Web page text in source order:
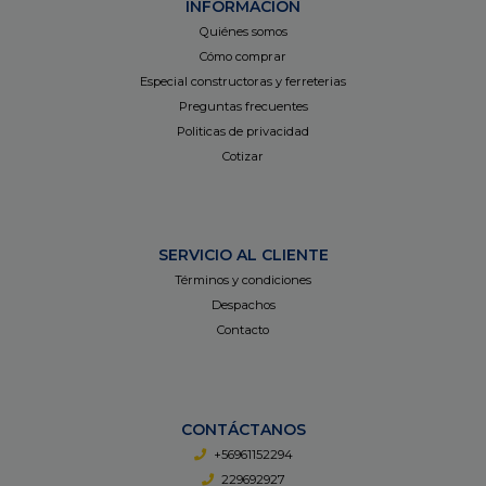
INFORMACIÓN
Quiénes somos
Cómo comprar
Especial constructoras y ferreterias
Preguntas frecuentes
Politicas de privacidad
Cotizar
SERVICIO AL CLIENTE
Términos y condiciones
Despachos
Contacto
CONTÁCTANOS
+56961152294
229692927